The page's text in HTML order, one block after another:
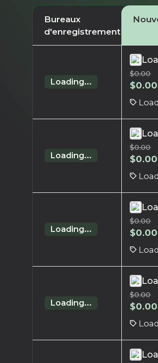
Bureaux
d'enregistrement
Loading...
$0.00
$0.00
Loading...
$0.00
$0.00
Loading...
$0.00
$0.00
Loading...
$0.00
$0.00